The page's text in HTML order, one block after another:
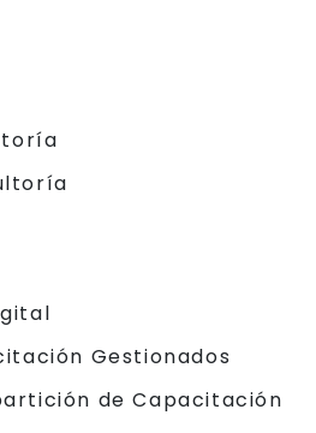
Gestionados
de Capacitación